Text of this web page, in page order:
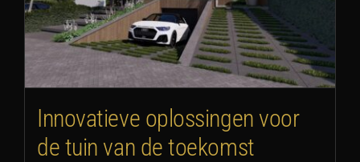
Innovatieve oplossingen voor
de tuin van de toekomst